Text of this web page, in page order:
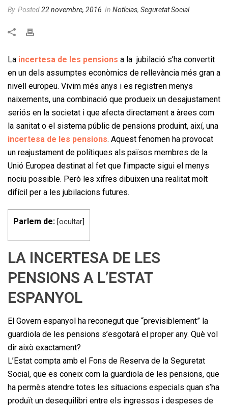
By Posted22 novembre, 2016 In Notícias, Seguretat Social
La incertesa de les pensions a la jubilació s’ha convertit
en un dels assumptes econòmics de rellevància més gran a
nivell europeu. Vivim més anys i es registren menys
naixements, una combinació que produeix un desajustament
seriós en la societat i que afecta directament a àrees com
la sanitat o el sistema públic de pensions produint, així, una
incertesa de les pensions. Aquest fenomen ha provocat
un reajustament de polítiques als països membres de la
Unió Europea destinat al fet que l’impacte sigui el menys
nociu possible. Però les xifres dibuixen una realitat molt
difícil per a les jubilacions futures.
Parlem de: [ocultar]
LA INCERTESA DE LES
PENSIONS A L’ESTAT
ESPANYOL
El Govern espanyol ha reconegut que “previsiblement” la
guardiola de les pensions s’esgotarà el proper any. Què vol
dir això exactament?
L’Estat compta amb el Fons de Reserva de la Seguretat
Social, que es coneix com la guardiola de les pensions, que
ha permès atendre totes les situacions especials quan s’ha
produït un desequilibri entre els ingressos i despeses de